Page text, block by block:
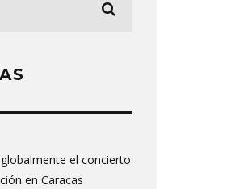
el concierto
en Caracas